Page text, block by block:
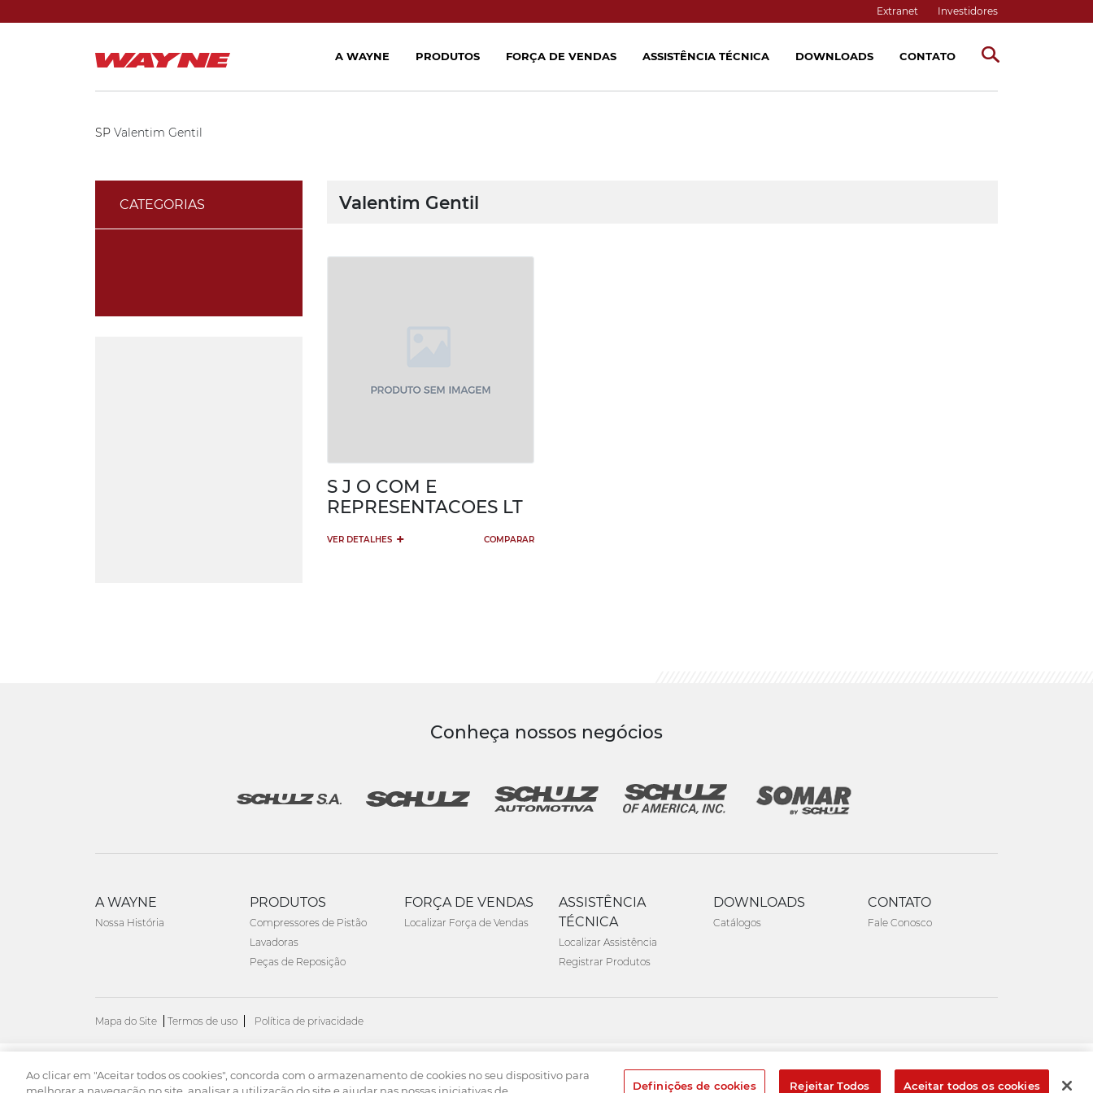
Extranet Investidores
SP Valentim Gentil
CATEGORIAS Valentim Gentil
S J O COM E
REPRESENTACOES LT
VER DETALHES + COMPARAR
Conheça nossos negócios
A WAYNE
Nossa História
PRODUTOS
Compressores de Pistão
Lavadoras
Peças de Reposição
FORÇA DE VENDAS
Localizar Força de Vendas
ASSISTÊNCIA
TÉCNICA
Localizar Assistência
Registrar Produtos
DOWNLOADS
Catálogos
CONTATO
Fale Conosco
Mapa do Site Termos de uso Política de privacidade
© 2026. Todos os direitos reservados.
A WAYNE PRODUTOS FORÇA DE VENDAS ASSISTÊNCIA TÉCNICA DOWNLOADS CONTATO
Ao clicar em "Aceitar todos os cookies", concorda com o armazenamento de cookies no seu dispositivo para
Definições de cookies Rejeitar Todos Aceitar todos os cookies